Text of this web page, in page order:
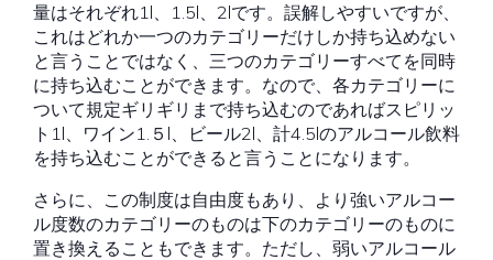
量はそれぞれ1l、1.5l、2lです。誤解しやすいですが、
これはどれか一つのカテゴリーだけしか持ち込めない
と言うことではなく、三つのカテゴリーすべてを同時
に持ち込むことができます。なので、各カテゴリーに
ついて規定ギリギリまで持ち込むのであればスピリッ
ト1l、ワイン1.５l、ビール2l、計4.5lのアルコール飲料
を持ち込むことができると言うことになります。
さらに、この制度は自由度もあり、より強いアルコー
ル度数のカテゴリーのものは下のカテゴリーのものに
置き換えることもできます。ただし、弱いアルコール